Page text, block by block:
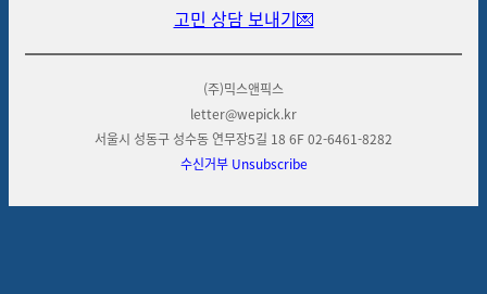
고민 상담 보내기💌
(주)믹스앤픽스
letter@wepick.kr
서울시 성동구 성수동 연무장5길 18 6F 02-6461-8282
수신거부 Unsubscribe